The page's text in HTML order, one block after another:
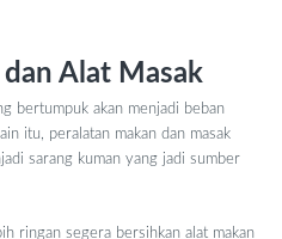
Alat Masak
bertumpuk akan menjadi beban
itu, peralatan makan dan masak
sarang kuman yang jadi sumber
ringan segera bersihkan alat makan